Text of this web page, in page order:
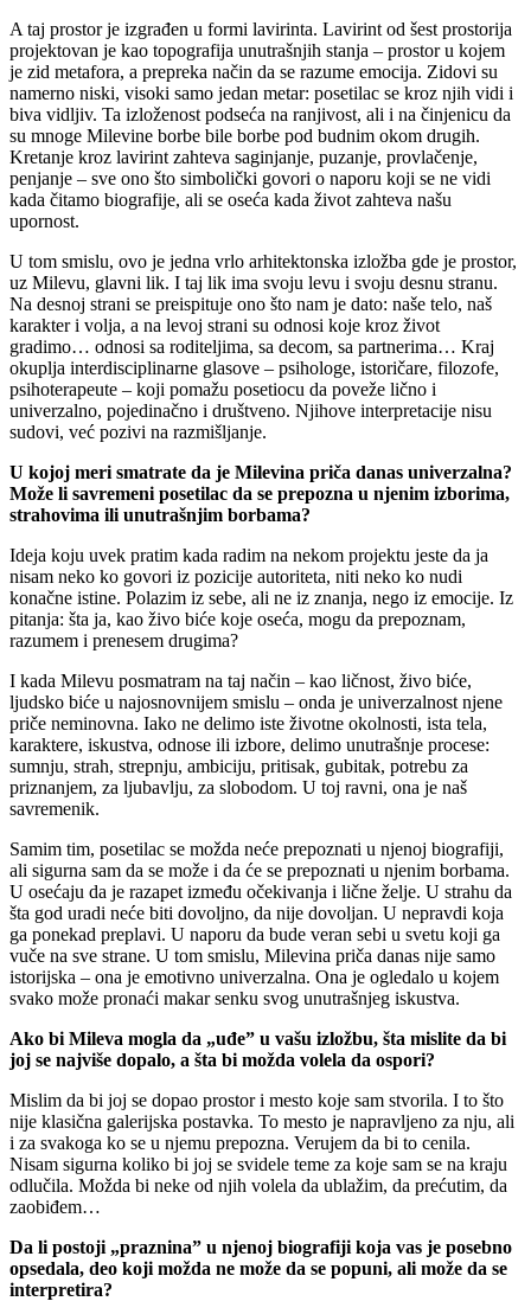
A taj prostor je izgrađen u formi lavirinta. Lavirint od šest prostorija
projektovan je kao topografija unutrašnjih stanja – prostor u kojem
je zid metafora, a prepreka način da se razume emocija. Zidovi su
namerno niski, visoki samo jedan metar: posetilac se kroz njih vidi i
biva vidljiv. Ta izloženost podseća na ranjivost, ali i na činjenicu da
su mnoge Milevine borbe bile borbe pod budnim okom drugih.
Kretanje kroz lavirint zahteva saginjanje, puzanje, provlačenje,
penjanje – sve ono što simbolički govori o naporu koji se ne vidi
kada čitamo biografije, ali se oseća kada život zahteva našu
upornost.
U tom smislu, ovo je jedna vrlo arhitektonska izložba gde je prostor,
uz Milevu, glavni lik. I taj lik ima svoju levu i svoju desnu stranu.
Na desnoj strani se preispituje ono što nam je dato: naše telo, naš
karakter i volja, a na levoj strani su odnosi koje kroz život
gradimo… odnosi sa roditeljima, sa decom, sa partnerima… Kraj
okuplja interdisciplinarne glasove – psihologe, istoričare, filozofe,
psihoterapeute – koji pomažu posetiocu da poveže lično i
univerzalno, pojedinačno i društveno. Njihove interpretacije nisu
sudovi, već pozivi na razmišljanje.
U kojoj meri smatrate da je Milevina priča danas univerzalna?
Može li savremeni posetilac da se prepozna u njenim izborima,
strahovima ili unutrašnjim borbama?
Ideja koju uvek pratim kada radim na nekom projektu jeste da ja
nisam neko ko govori iz pozicije autoriteta, niti neko ko nudi
konačne istine. Polazim iz sebe, ali ne iz znanja, nego iz emocije. Iz
pitanja: šta ja, kao živo biće koje oseća, mogu da prepoznam,
razumem i prenesem drugima?
I kada Milevu posmatram na taj način – kao ličnost, živo biće,
ljudsko biće u najosnovnijem smislu – onda je univerzalnost njene
priče neminovna. Iako ne delimo iste životne okolnosti, ista tela,
karaktere, iskustva, odnose ili izbore, delimo unutrašnje procese:
sumnju, strah, strepnju, ambiciju, pritisak, gubitak, potrebu za
priznanjem, za ljubavlju, za slobodom. U toj ravni, ona je naš
savremenik.
Samim tim, posetilac se možda neće prepoznati u njenoj biografiji,
ali sigurna sam da se može i da će se prepoznati u njenim borbama.
U osećaju da je razapet između očekivanja i lične želje. U strahu da
šta god uradi neće biti dovoljno, da nije dovoljan. U nepravdi koja
ga ponekad preplavi. U naporu da bude veran sebi u svetu koji ga
vuče na sve strane. U tom smislu, Milevina priča danas nije samo
istorijska – ona je emotivno univerzalna. Ona je ogledalo u kojem
svako može pronaći makar senku svog unutrašnjeg iskustva.
Ako bi Mileva mogla da „uđe” u vašu izložbu, šta mislite da bi
joj se najviše dopalo, a šta bi možda volela da ospori?
Mislim da bi joj se dopao prostor i mesto koje sam stvorila. I to što
nije klasična galerijska postavka. To mesto je napravljeno za nju, ali
i za svakoga ko se u njemu prepozna. Verujem da bi to cenila.
Nisam sigurna koliko bi joj se svidele teme za koje sam se na kraju
odlučila. Možda bi neke od njih volela da ublažim, da prećutim, da
zaobiđem…
Da li postoji „praznina” u njenoj biografiji koja vas je posebno
opsedala, deo koji možda ne može da se popuni, ali može da se
interpretira?